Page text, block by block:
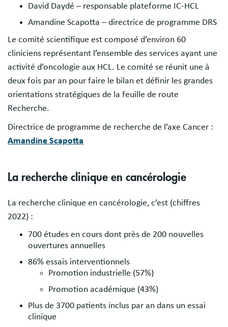
David Daydé – responsable plateforme IC-HCL
Amandine Scapotta – directrice de programme DRS
Le comité scientifique est composé d’environ 60
cliniciens représentant l’ensemble des services ayant une
activité d’oncologie aux HCL. Le comité se réunit une à
deux fois par an pour faire le bilan et définir les grandes
orientations stratégiques de la feuille de route
Recherche.
Directrice de programme de recherche de l’axe Cancer :
Amandine Scapotta
La recherche clinique en cancérologie
La recherche clinique en cancérologie, c’est (chiffres
2022) :
700 études en cours dont près de 200 nouvelles
ouvertures annuelles
86% essais interventionnels
Promotion industrielle (57%)
Promotion académique (43%)
Plus de 3700 patients inclus par an dans un essai
clinique